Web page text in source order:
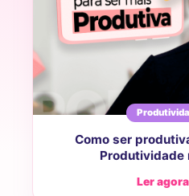
Como ser
Produtividade
Ler